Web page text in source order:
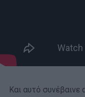
Και αυτό